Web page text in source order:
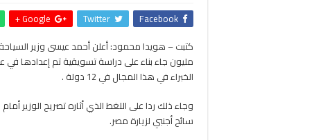
Facebook
Twitter
Google +
مليون جاء بناء على دراسة تسويقية تم إعدادها في
الخبراء في هذا المجال في 12 دولة .
سائح أجنبي لزيارة مصر.